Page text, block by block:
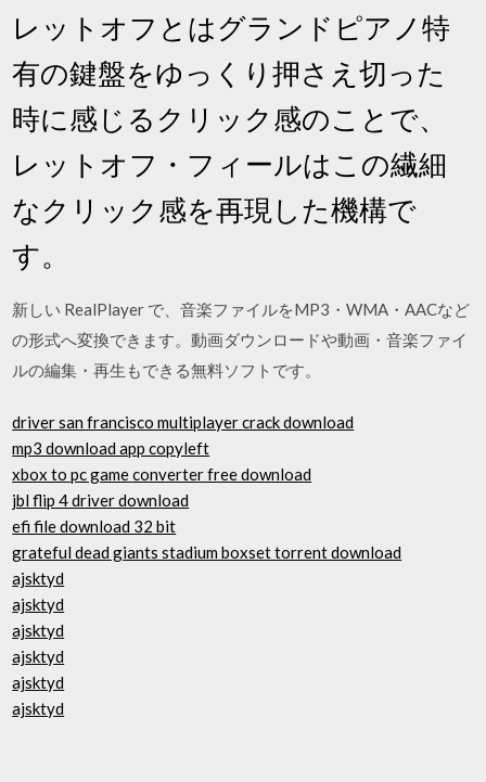
レットオフとはグランドピアノ特
有の鍵盤をゆっくり押さえ切った
時に感じるクリック感のことで、
レットオフ・フィールはこの繊細
なクリック感を再現した機構で
す。
新しい RealPlayer で、音楽ファイルをMP3・WMA・AACなど
の形式へ変換できます。動画ダウンロードや動画・音楽ファイ
ルの編集・再生もできる無料ソフトです。
driver san francisco multiplayer crack download
mp3 download app copyleft
xbox to pc game converter free download
jbl flip 4 driver download
efi file download 32 bit
grateful dead giants stadium boxset torrent download
ajsktyd
ajsktyd
ajsktyd
ajsktyd
ajsktyd
ajsktyd